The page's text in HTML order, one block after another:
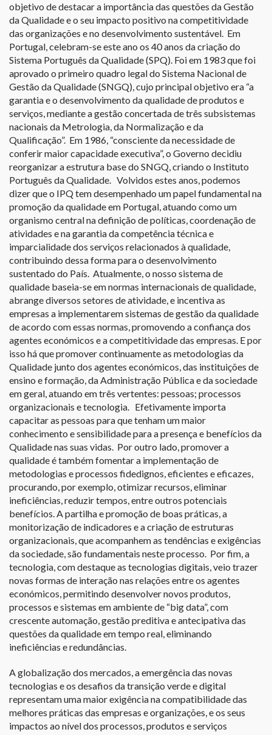
objetivo de destacar a importância das questões da Gestão
da Qualidade e o seu impacto positivo na competitividade
das organizações e no desenvolvimento sustentável. Em
Portugal, celebram-se este ano os 40 anos da criação do
Sistema Português da Qualidade (SPQ). Foi em 1983 que foi
aprovado o primeiro quadro legal do Sistema Nacional de
Gestão da Qualidade (SNGQ), cujo principal objetivo era “a
garantia e o desenvolvimento da qualidade de produtos e
serviços, mediante a gestão concertada de três subsistemas
nacionais da Metrologia, da Normalização e da
Qualificação”. Em 1986, “consciente da necessidade de
conferir maior capacidade executiva”, o Governo decidiu
reorganizar a estrutura base do SNGQ, criando o Instituto
Português da Qualidade. Volvidos estes anos, podemos
dizer que o IPQ tem desempenhado um papel fundamental na
promoção da qualidade em Portugal, atuando como um
organismo central na definição de políticas, coordenação de
atividades e na garantia da competência técnica e
imparcialidade dos serviços relacionados à qualidade,
contribuindo dessa forma para o desenvolvimento
sustentado do País. Atualmente, o nosso sistema de
qualidade baseia-se em normas internacionais de qualidade,
abrange diversos setores de atividade, e incentiva as
empresas a implementarem sistemas de gestão da qualidade
de acordo com essas normas, promovendo a confiança dos
agentes económicos e a competitividade das empresas. E por
isso há que promover continuamente as metodologias da
Qualidade junto dos agentes económicos, das instituições de
ensino e formação, da Administração Pública e da sociedade
em geral, atuando em três vertentes: pessoas; processos
organizacionais e tecnologia. Efetivamente importa
capacitar as pessoas para que tenham um maior
conhecimento e sensibilidade para a presença e benefícios da
Qualidade nas suas vidas. Por outro lado, promover a
qualidade é também fomentar a implementação de
metodologias e processos fidedignos, eficientes e eficazes,
procurando, por exemplo, otimizar recursos, eliminar
ineficiências, reduzir tempos, entre outros potenciais
benefícios. A partilha e promoção de boas práticas, a
monitorização de indicadores e a criação de estruturas
organizacionais, que acompanhem as tendências e exigências
da sociedade, são fundamentais neste processo. Por fim, a
tecnologia, com destaque as tecnologias digitais, veio trazer
novas formas de interação nas relações entre os agentes
económicos, permitindo desenvolver novos produtos,
processos e sistemas em ambiente de “big data”, com
crescente automação, gestão preditiva e antecipativa das
questões da qualidade em tempo real, eliminando
ineficiências e redundâncias.
A globalização dos mercados, a emergência das novas
tecnologias e os desafios da transição verde e digital
representam uma maior exigência na compatibilidade das
melhores práticas das empresas e organizações, e os seus
impactos ao nível dos processos, produtos e serviços